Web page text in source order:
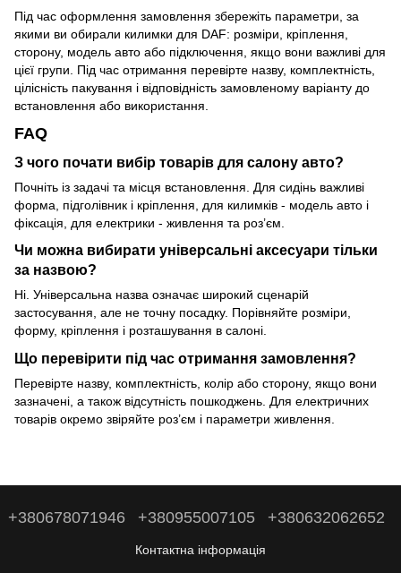
Під час оформлення замовлення збережіть параметри, за
якими ви обирали килимки для DAF: розміри, кріплення,
сторону, модель авто або підключення, якщо вони важливі для
цієї групи. Під час отримання перевірте назву, комплектність,
цілісність пакування і відповідність замовленому варіанту до
встановлення або використання.
FAQ
З чого почати вибір товарів для салону авто?
Почніть із задачі та місця встановлення. Для сидінь важливі
форма, підголівник і кріплення, для килимків - модель авто і
фіксація, для електрики - живлення та роз’єм.
Чи можна вибирати універсальні аксесуари тільки
за назвою?
Ні. Універсальна назва означає широкий сценарій
застосування, але не точну посадку. Порівняйте розміри,
форму, кріплення і розташування в салоні.
Що перевірити під час отримання замовлення?
Перевірте назву, комплектність, колір або сторону, якщо вони
зазначені, а також відсутність пошкоджень. Для електричних
товарів окремо звіряйте роз’єм і параметри живлення.
+380678071946 +380955007105 +380632062652
Контактна інформація